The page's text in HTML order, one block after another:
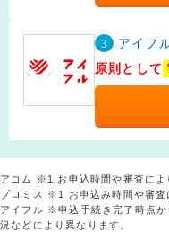
3
アイフ
原則として
アコム ※1.お申込時間や審査によ
プロミス ※1 お申込み時間や審査
アイフル ※申込手続き完了時点
況などにより異なります。